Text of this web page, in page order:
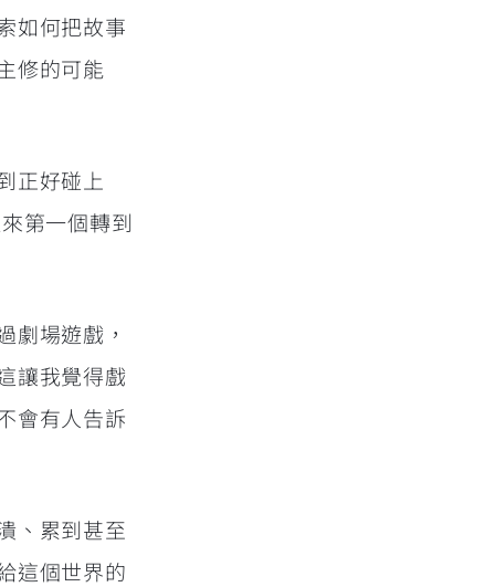
如何把故事
修的可能
正好碰上
第一個轉到
劇場遊戲，
讓我覺得戲
會有人告訴
、累到甚至
這個世界的